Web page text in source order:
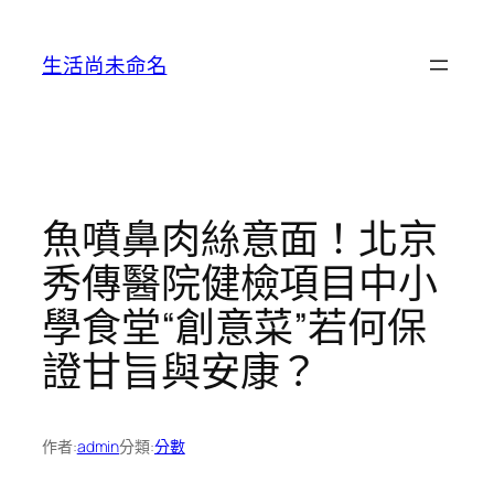
生活尚未命名
魚噴鼻肉絲意面！北京
秀傳醫院健檢項目中小
學食堂“創意菜”若何保
證甘旨與安康？
作者:admin分類:分數